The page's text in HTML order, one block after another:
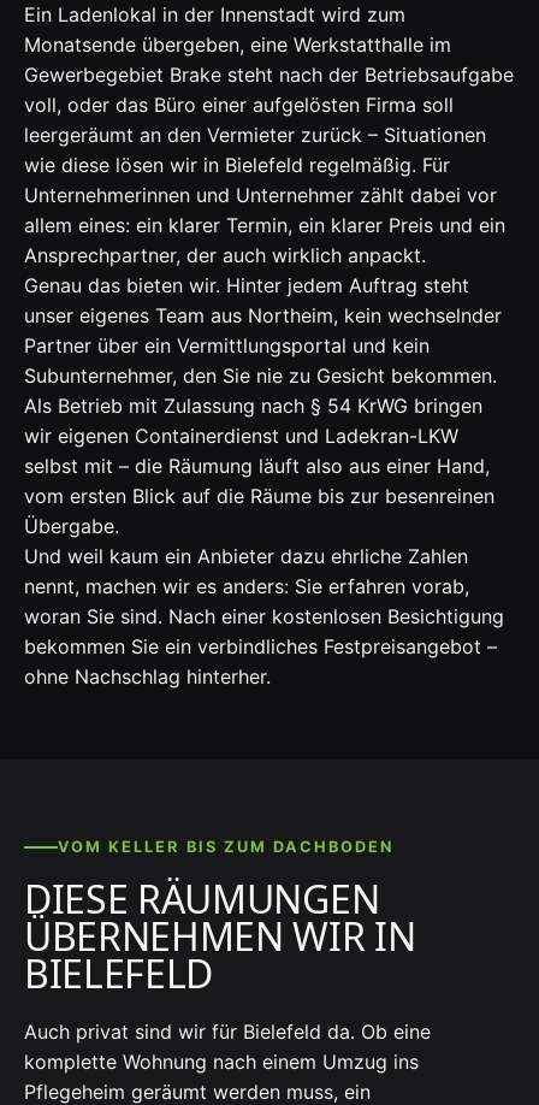
Ein Ladenlokal in der Innenstadt wird zum
Monatsende übergeben, eine Werkstatthalle im
Gewerbegebiet Brake steht nach der Betriebsaufgabe
voll, oder das Büro einer aufgelösten Firma soll
leergeräumt an den Vermieter zurück – Situationen
wie diese lösen wir in Bielefeld regelmäßig. Für
Unternehmerinnen und Unternehmer zählt dabei vor
allem eines: ein klarer Termin, ein klarer Preis und ein
Ansprechpartner, der auch wirklich anpackt.
Genau das bieten wir. Hinter jedem Auftrag steht
unser eigenes Team aus Northeim, kein wechselnder
Partner über ein Vermittlungsportal und kein
Subunternehmer, den Sie nie zu Gesicht bekommen.
Als Betrieb mit Zulassung nach § 54 KrWG bringen
wir eigenen Containerdienst und Ladekran-LKW
selbst mit – die Räumung läuft also aus einer Hand,
vom ersten Blick auf die Räume bis zur besenreinen
Übergabe.
Und weil kaum ein Anbieter dazu ehrliche Zahlen
nennt, machen wir es anders: Sie erfahren vorab,
woran Sie sind. Nach einer kostenlosen Besichtigung
bekommen Sie ein verbindliches Festpreisangebot –
ohne Nachschlag hinterher.
VOM KELLER BIS ZUM DACHBODEN
DIESE RÄUMUNGEN
ÜBERNEHMEN WIR IN
BIELEFELD
Auch privat sind wir für Bielefeld da. Ob eine
komplette Wohnung nach einem Umzug ins
Pflegeheim geräumt werden muss, ein